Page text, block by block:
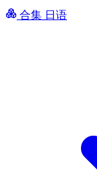
合集 日语